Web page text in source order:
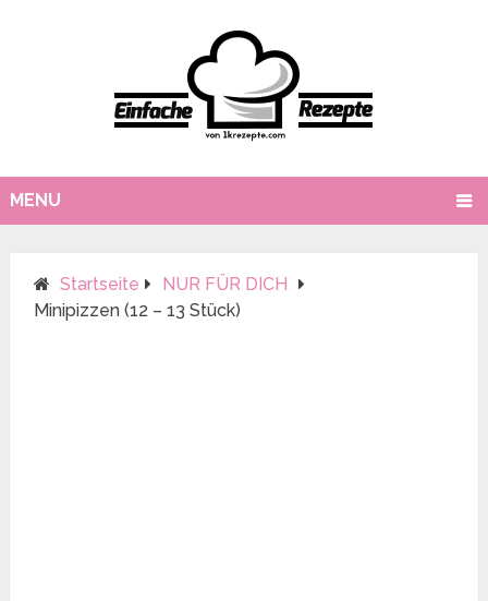
MENU
Startseite
NUR FÜR DICH
Minipizzen (12 – 13 Stück)